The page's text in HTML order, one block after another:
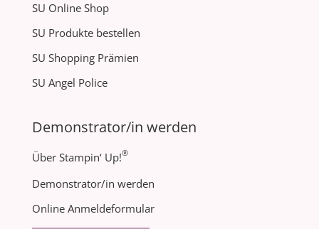
SU Online Shop
SU Produkte bestellen
SU Shopping Prämien
SU Angel Police
Demonstrator/in werden
Über Stampin‘ Up!®
Demonstrator/in werden
Online Anmeldeformular